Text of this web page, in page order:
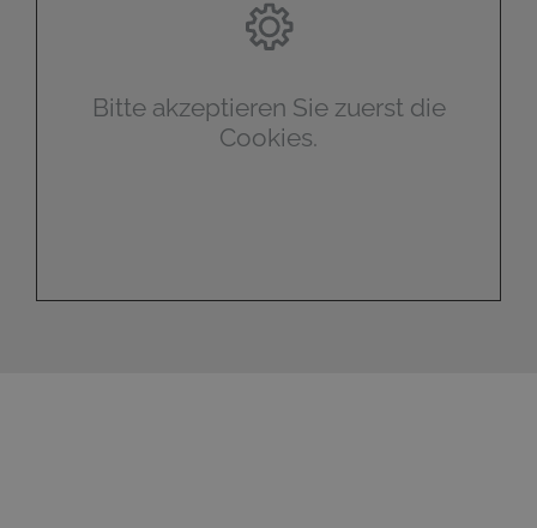
Bitte akzeptieren Sie zuerst die
Cookies.